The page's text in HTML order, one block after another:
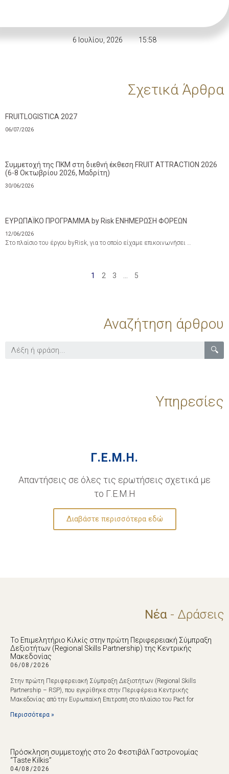
6 Ιουλίου, 2026 15:58
Σχετικά Άρθρα
FRUITLOGISTICA 2027
06/07/2026
Συμμετοχή της ΠΚΜ στη διεθνή έκθεση FRUIT ATTRACTION 2026
(6-8 Οκτωβρίου 2026, Μαδρίτη)
30/06/2026
ΕΥΡΩΠΑΪΚΟ ΠΡΟΓΡΑΜΜΑ by Risk ΕΝΗΜΕΡΩΣΗ ΦΟΡΕΩΝ
12/06/2026
Στο πλαίσιο του έργου byRisk, για το οποίο είχαμε επικοινωνήσει …
1 2 3 5
Αναζήτηση άρθρου
🔍
Υπηρεσίες
Γ.Ε.Μ.Η.
Απαντήσεις σε όλες τις ερωτήσεις σχετικά με
το Γ.Ε.Μ.Η
Διαβάστε περισσότερα εδώ
Νέα - Δράσεις
Το Επιμελητήριο Κιλκίς στην πρώτη Περιφερειακή Σύμπραξη
Δεξιοτήτων (Regional Skills Partnership) της Κεντρικής
Μακεδονίας
06/08/2026
Στην πρώτη Περιφερειακή Σύμπραξη Δεξιοτήτων (Regional Skills
Partnership – RSP), που εγκρίθηκε στην Περιφέρεια Κεντρικής
Μακεδονίας από την Ευρωπαϊκή Επιτροπή στο πλαίσιο του Pact for
Περισσότερα »
Πρόσκληση συμμετοχής στο 2ο Φεστιβάλ Γαστρονομίας
“Taste Kilkis”
04/08/2026